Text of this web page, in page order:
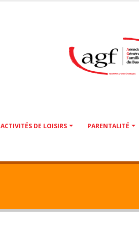
ACTIVITÉS DE LOISIRS PARENTALITÉ